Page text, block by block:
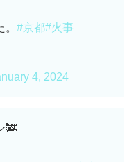
#京都#火事
4, 2024
🚒